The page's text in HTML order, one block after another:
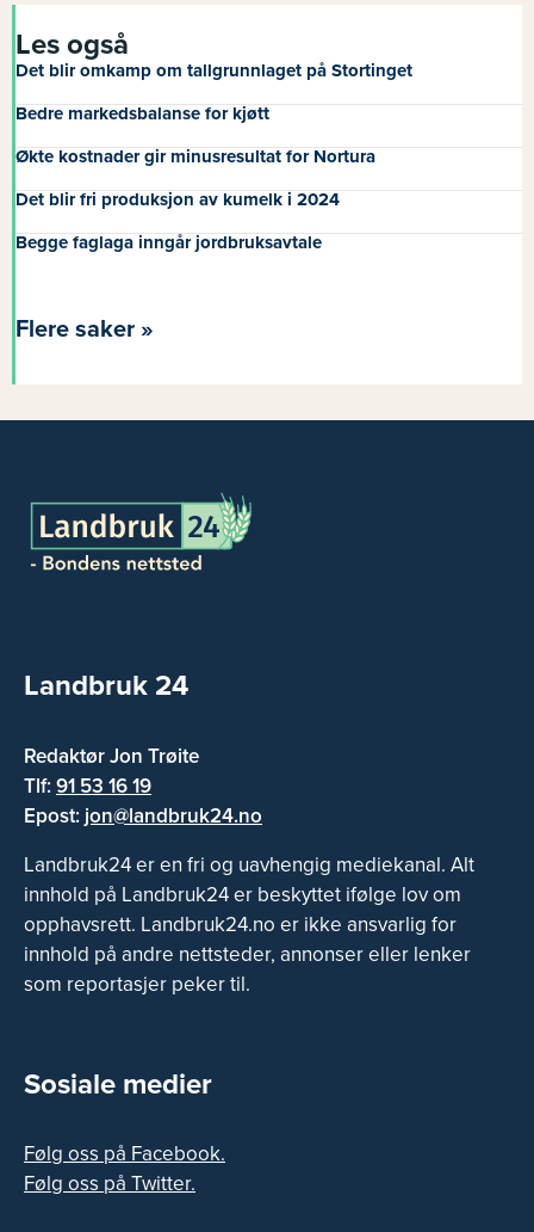
Les også
Det blir omkamp om tallgrunnlaget på Stortinget
Bedre markedsbalanse for kjøtt
Økte kostnader gir minusresultat for Nortura
Det blir fri produksjon av kumelk i 2024
Begge faglaga inngår jordbruksavtale
Flere saker »
Landbruk 24
Redaktør Jon Trøite
Tlf:91 53 16 19
Epost: jon@landbruk24.no
Landbruk24 er en fri og uavhengig mediekanal. Alt
innhold på Landbruk24 er beskyttet ifølge lov om
opphavsrett. Landbruk24.no er ikke ansvarlig for
innhold på andre nettsteder, annonser eller lenker
som reportasjer peker til.
Sosiale medier
Følg oss på Facebook.
Følg oss på Twitter.